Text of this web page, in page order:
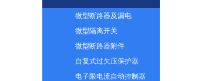
微型断路器及漏电
微型隔离开关
微型断路器附件
自复式过欠压保护器
电子限电流自动控制器